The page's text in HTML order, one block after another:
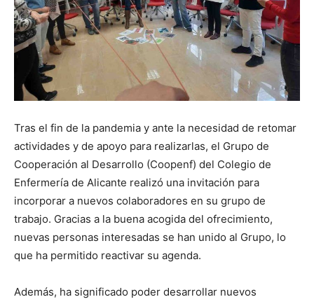
Tras el fin de la pandemia y ante la necesidad de retomar
actividades y de apoyo para realizarlas, el Grupo de
Cooperación al Desarrollo (Coopenf) del Colegio de
Enfermería de Alicante realizó una invitación para
incorporar a nuevos colaboradores en su grupo de
trabajo. Gracias a la buena acogida del ofrecimiento,
nuevas personas interesadas se han unido al Grupo, lo
que ha permitido reactivar su agenda.
Además, ha significado poder desarrollar nuevos